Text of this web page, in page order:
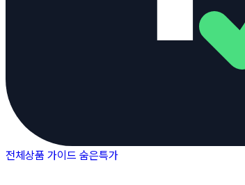
전체상품 가이드 숨은특가